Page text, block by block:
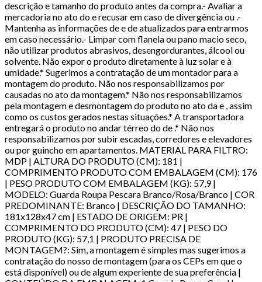
descrição e tamanho do produto antes da compra.- Avaliar a
mercadoria no ato do e recusar em caso de divergência ou .-
Mantenha as informações de e de atualizados para entrarmos
em caso necessário.- Limpar com flanela ou pano macio seco,
não utilizar produtos abrasivos, desengordurantes, álcool ou
solvente. Não expor o produto diretamente à luz solar e à
umidade.* Sugerimos a contratação de um montador para a
montagem do produto. Não nos responsabilizamos por
causadas no ato da montagem.* Não nos responsabilizamos
pela montagem e desmontagem do produto no ato da e , assim
como os custos gerados nestas situações.* A transportadora
entregará o produto no andar térreo do de .* Não nos
responsabilizamos por subir escadas, corredores e elevadores
ou por guincho em apartamentos. MATERIAL PARA FILTRO:
MDP | ALTURA DO PRODUTO (CM): 181 |
COMPRIMENTO PRODUTO COM EMBALAGEM (CM): 176
| PESO PRODUTO COM EMBALAGEM (KG): 57,9 |
MODELO: Guarda Roupa Pescara Branco/Rosa/Branco | COR
PREDOMINANTE: Branco | DESCRIÇÃO DO TAMANHO:
181x128x47 cm | ESTADO DE ORIGEM: PR |
COMPRIMENTO DO PRODUTO (CM): 47 | PESO DO
PRODUTO (KG): 57,1 | PRODUTO PRECISA DE
MONTAGEM?: Sim, a montagem é simples mas sugerimos a
contratação do nosso de montagem (para os CEPs em que o
está disponível) ou de algum experiente de sua preferência |